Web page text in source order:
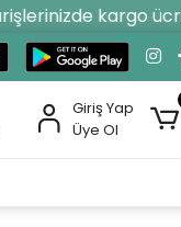
kargo
Giriş Yap
Üye Ol